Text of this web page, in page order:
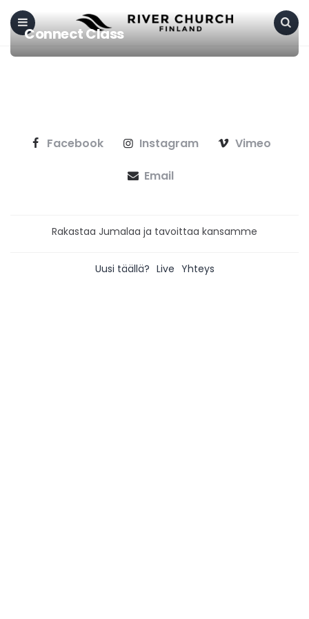
Menu Search
Connect Class
Facebook Instagram Vimeo
Email
Rakastaa Jumalaa ja tavoittaa kansamme
Uusi täällä? Live Yhteys